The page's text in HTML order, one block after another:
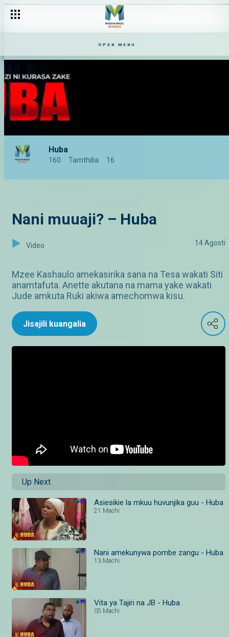
OPEN MENU
Huba
160 Tamthilia 16
Nani muuaji? – Huba
Video 14 Agosti
Mzee Kashaulo amekasirika sana na Tesa wakati Siti
anamtafuta. Anette akutana na mama yake wakati
Jude amkuta Ruki akiwa amechomwa kisu.
Jisajili kuangalia
Up Next
Asiesikie la mkuu huvunjika guu - Huba
21 Machi
Nani amekunywa pombe zangu - Huba
13 Machi
Vita ya Tajiri na JB - Huba
05 Machi
Siri za Chidi za anza kuumbuka – Huba